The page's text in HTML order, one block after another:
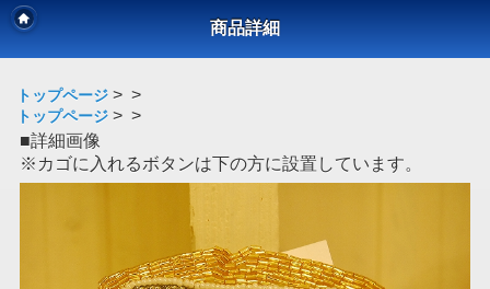
商品詳細
トップページ > >
トップページ > >
■詳細画像
※カゴに入れるボタンは下の方に設置しています。